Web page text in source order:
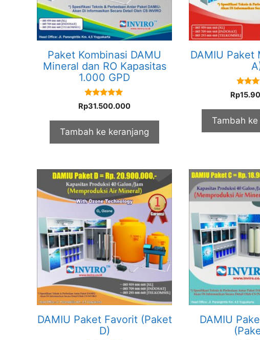
Paket Kombinasi DAMU
Mineral dan RO Kapasitas
1.000 GPD
5.00
out of 5
Rp31.500.000
Tambah ke keranjang
DAMIU Paket
out
Rp
Tambah
DAMIU Paket Favorit (Paket
D)
DAMIU